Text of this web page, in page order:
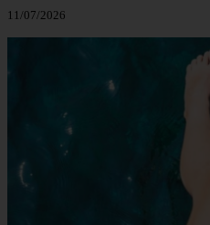
11/07/2026